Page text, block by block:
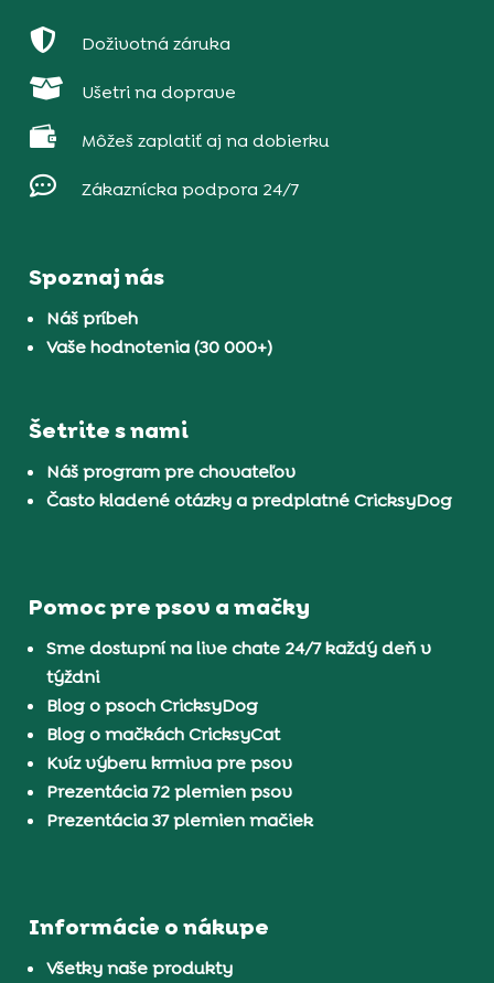
 Doživotná záruka
 Ušetri na doprave
 Môžeš zaplatiť aj na dobierku
 Zákaznícka podpora 24/7
Spoznaj nás
Náš príbeh
Vaše hodnotenia (30 000+)
Šetrite s nami
Náš program pre chovateľov
Často kladené otázky a predplatné CricksyDog
Pomoc pre psov a mačky
Sme dostupní na live chate 24/7 každý deň v
týždni
Blog o psoch CricksyDog
Blog o mačkách CricksyCat
Kvíz výberu krmiva pre psov
Prezentácia 72 plemien psov
Prezentácia 37 plemien mačiek
Informácie o nákupe
Všetky naše produkty